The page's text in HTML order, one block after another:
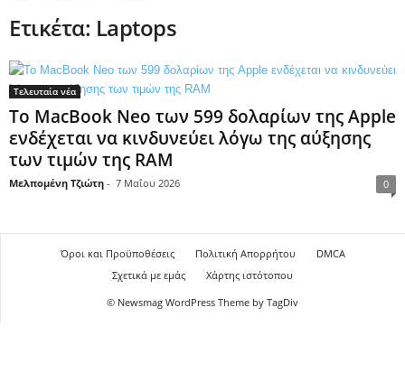
Ετικέτα: Laptops
Τελευταία νέα
Το MacBook Neo των 599 δολαρίων της Apple
ενδέχεται να κινδυνεύει λόγω της αύξησης
των τιμών της RAM
Μελπομένη Τζιώτη - 7 Μαΐου 2026 0
Όροι και Προϋποθέσεις Πολιτική Απορρήτου
DMCA
Σχετικά με εμάς
Χάρτης ιστότοπου
© Newsmag WordPress Theme by TagDiv